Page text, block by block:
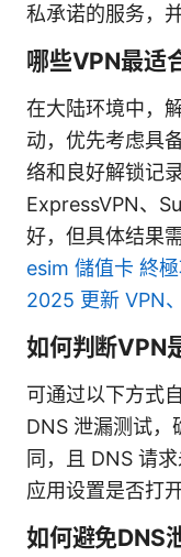
私承诺的服务，
哪些VPN最适
在大陆环境中，
动，优先考虑具
络和良好解锁记
ExpressVPN、
好，但具体结果
esim 儲值卡 終
2025 更新 VPN
如何判断VPN
可通过以下方式
DNS 泄漏测试，
同，且 DNS 请
应用设置是否打
如何避免DNS